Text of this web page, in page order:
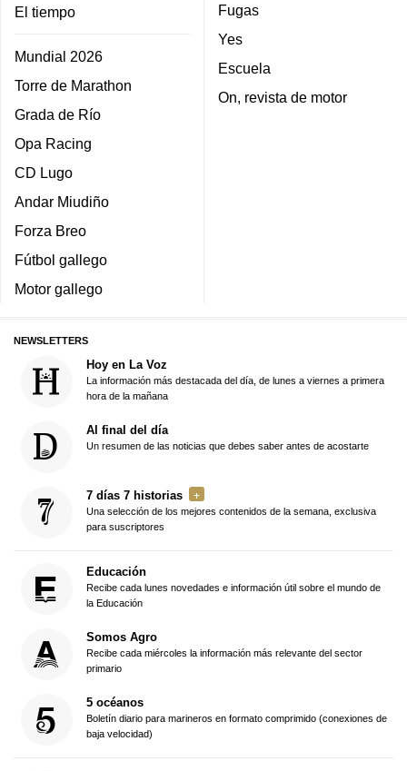
El tiempo
Mundial 2026
Torre de Marathon
Grada de Río
Opa Racing
CD Lugo
Andar Miudiño
Forza Breo
Fútbol gallego
Motor gallego
Fugas
Yes
Escuela
On, revista de motor
NEWSLETTERS
Hoy en La Voz
La información más destacada del día, de lunes a viernes a primera
hora de la mañana
Al final del día
Un resumen de las noticias que debes saber antes de acostarte
7 días 7 historias
Una selección de los mejores contenidos de la semana, exclusiva
para suscriptores
Educación
Recibe cada lunes novedades e información útil sobre el mundo de
la Educación
Somos Agro
Recibe cada miércoles la información más relevante del sector
primario
5 océanos
Boletín diario para marineros en formato comprimido (conexiones de
baja velocidad)